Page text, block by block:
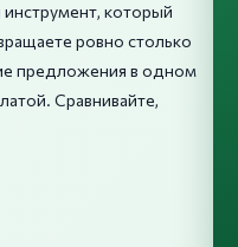
который
ровно столько
предложения в одном
Сравнивайте,